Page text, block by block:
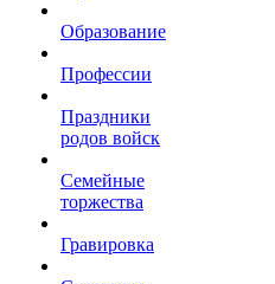
Образование
Профессии
Праздники
родов войск
Семейные
торжества
Гравировка